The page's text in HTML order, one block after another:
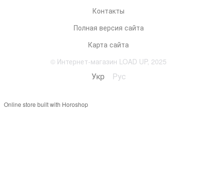
Контакты
Полная версия сайта
Карта сайта
© Интернет-магазин LOAD UP, 2025
Укр Рус
Online store built with Horoshop